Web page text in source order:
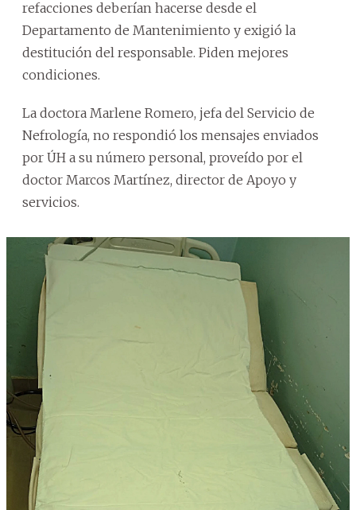
refacciones deberían hacerse desde el
Departamento de Mantenimiento y exigió la
destitución del responsable. Piden mejores
condiciones.
La doctora Marlene Romero, jefa del Servicio de
Nefrología, no respondió los mensajes enviados
por ÚH a su número personal, proveído por el
doctor Marcos Martínez, director de Apoyo y
servicios.